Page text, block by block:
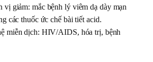
giảm: mắc bệnh lý viêm dạ dày mạn
các thuốc ức chế bài tiết acid.
miễn dịch: HIV/AIDS, hóa trị, bệnh